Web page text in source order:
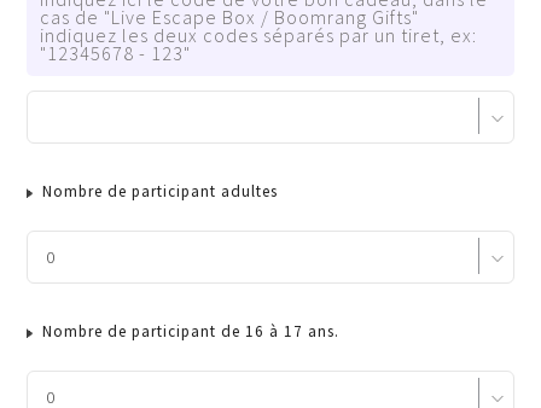
cas de "Live Escape Box / Boomrang Gifts"
indiquez les deux codes séparés par un tiret, ex:
"12345678 - 123"
Nombre de participant adultes
Nombre de participant de 16 à 17 ans.